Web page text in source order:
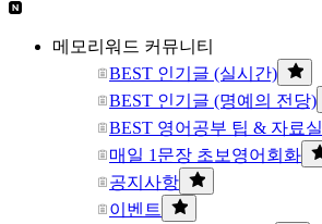
메모리워드 커뮤니티
BEST 인기글 (실시간)
BEST 인기글 (명예의 전당)
BEST 영어공부 팁 & 자료실
매일 1문장 초보영어회화
공지사항
이벤트